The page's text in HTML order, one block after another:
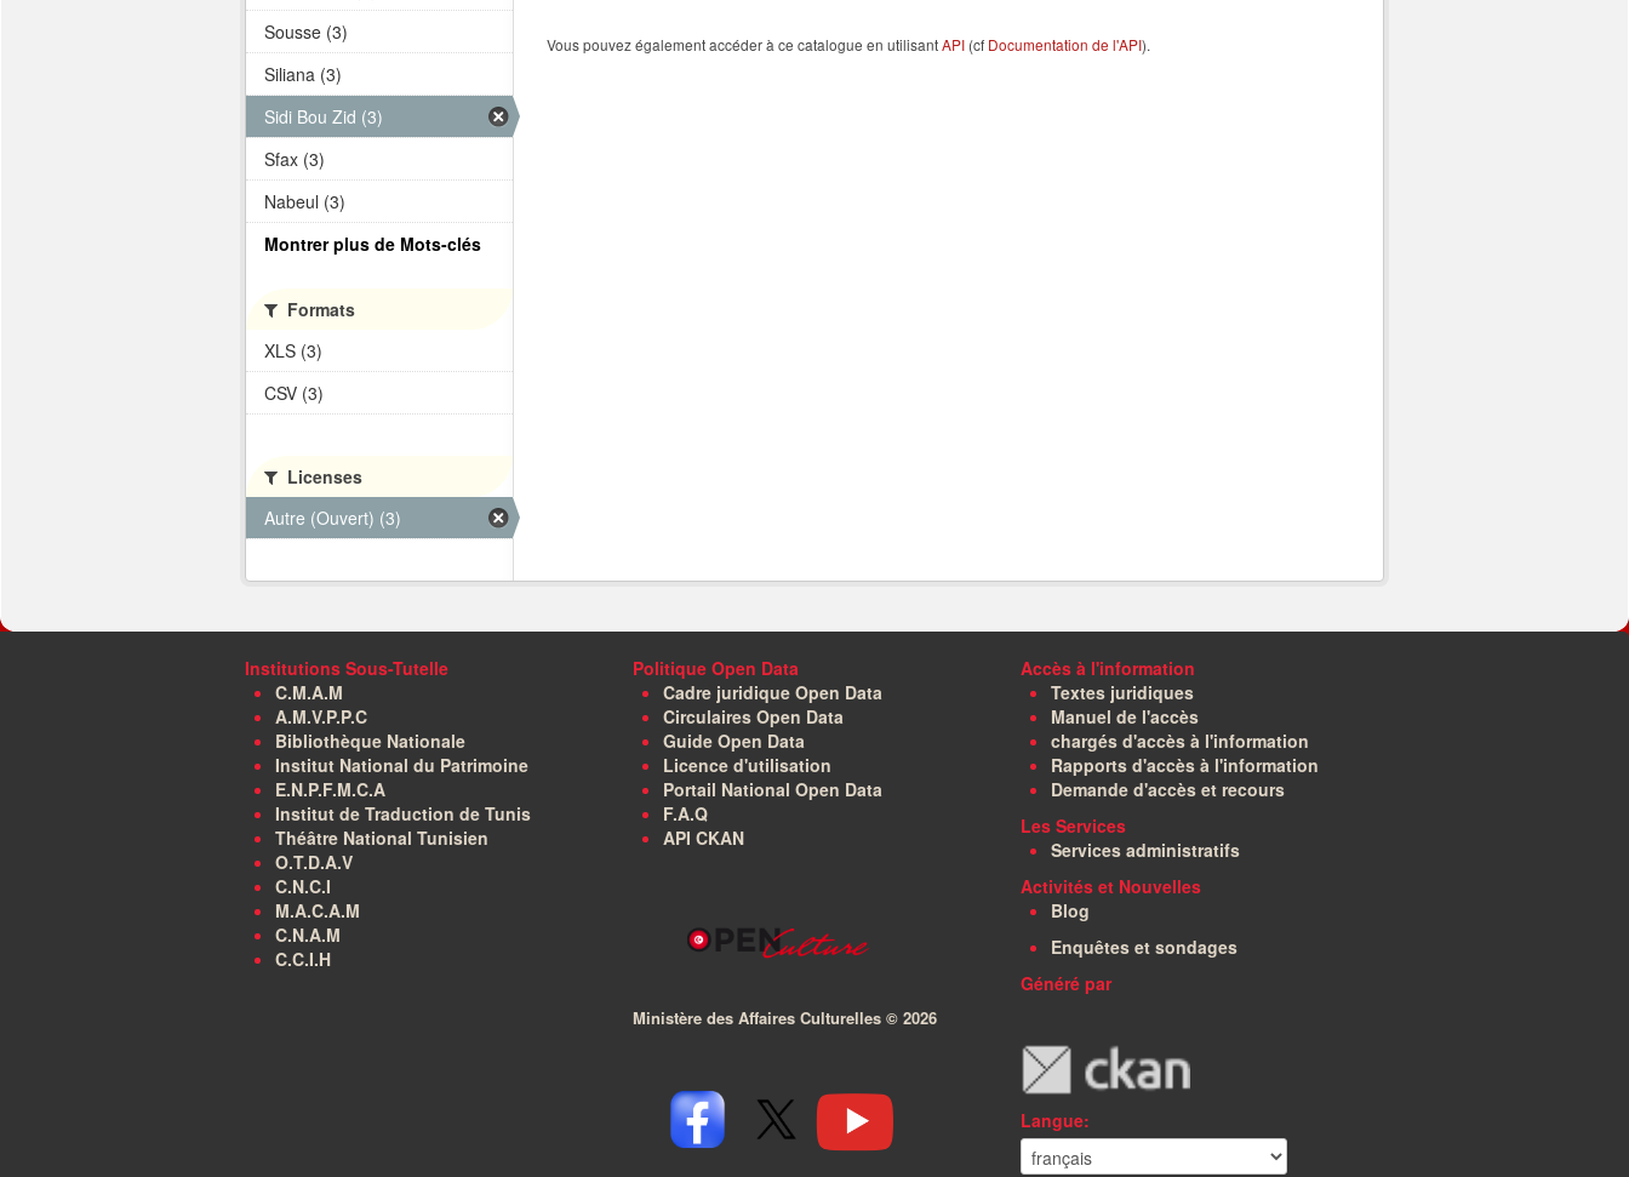
Vous pouvez également accéder à ce catalogue en utilisantAPI (cf Documentation de l'API).
Sousse (3)
Siliana (3)
Sidi Bou Zid (3)
Sfax (3)
Nabeul (3)
Montrer plus de Mots-clés
Formats
XLS (3)
CSV (3)
Licenses
Autre (Ouvert) (3)
Institutions Sous-Tutelle
C.M.A.M
A.M.V.P.P.C
Bibliothèque Nationale
Institut National du Patrimoine
E.N.P.F.M.C.A
Institut de Traduction de Tunis
Théâtre National Tunisien
O.T.D.A.V
C.N.C.I
M.A.C.A.M
C.N.A.M
C.C.I.H
Politique Open Data
Cadre juridique Open Data
Circulaires Open Data
Guide Open Data
Licence d'utilisation
Portail National Open Data
F.A.Q
API CKAN
Ministère des Affaires Culturelles © 2026
Accès à l'information
Textes juridiques
Manuel de l'accès
chargés d'accès à l'information
Rapports d'accès à l'information
Demande d'accès et recours
Les Services
Services administratifs
Activités et Nouvelles
Blog
Enquêtes et sondages
Généré par
Langue